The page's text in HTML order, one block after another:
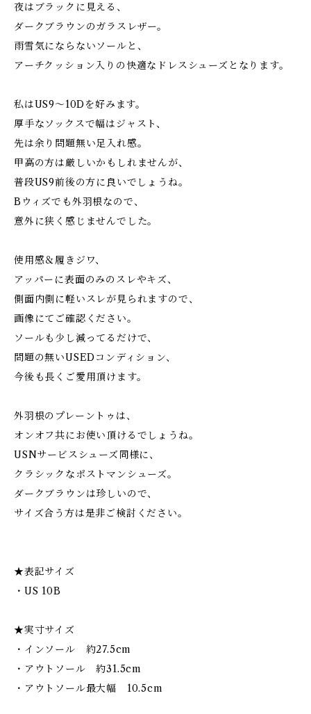
夜はブラックに見える、
ダークブラウンのガラスレザー。
雨雪気にならないソールと、
アーチクッション入りの快適なドレスシューズとなります。
私はUS9〜10Dを好みます。
厚手なソックスで幅はジャスト、
先は余り問題無い足入れ感。
甲高の方は厳しいかもしれませんが、
普段US9前後の方に良いでしょうね。
Bウィズでも外羽根なので、
意外に狭く感じませんでした。
使用感＆履きジワ、
アッパーに表面のみのスレやキズ、
側面内側に軽いスレが見られますので、
画像にてご確認ください。
ソールも少し減ってるだけで、
問題の無いUSEDコンディション、
今後も長くご愛用頂けます。
外羽根のプレーントゥは、
オンオフ共にお使い頂けるでしょうね。
USNサービスシューズ同様に、
クラシックなポストマンシューズ。
ダークブラウンは珍しいので、
サイズ合う方は是非ご検討ください。
★表記サイズ
・US 10B
★実寸サイズ
・インソール 約27.5cm
・アウトソール 約31.5cm
・アウトソール最大幅 10.5cm